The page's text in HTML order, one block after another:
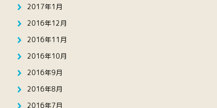
2017年1月
2016年12月
2016年11月
2016年10月
2016年9月
2016年8月
2016年7月